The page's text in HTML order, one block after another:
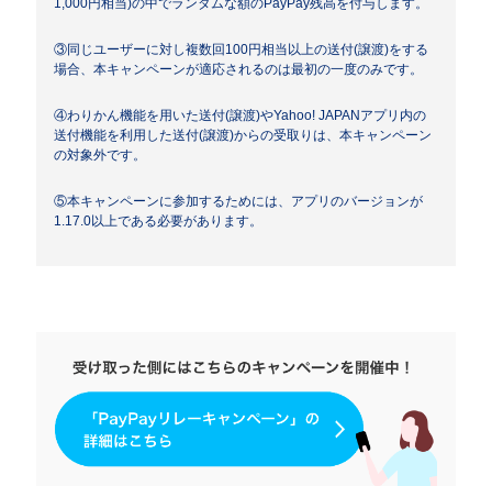
1,000円相当)の中でランダムな額のPayPay残高を付与します。
③同じユーザーに対し複数回100円相当以上の送付(譲渡)をする
場合、本キャンペーンが適応されるのは最初の一度のみです。
④わりかん機能を用いた送付(譲渡)やYahoo! JAPANアプリ内の
送付機能を利用した送付(譲渡)からの受取りは、本キャンペーン
の対象外です。
⑤本キャンペーンに参加するためには、アプリのバージョンが
1.17.0以上である必要があります。